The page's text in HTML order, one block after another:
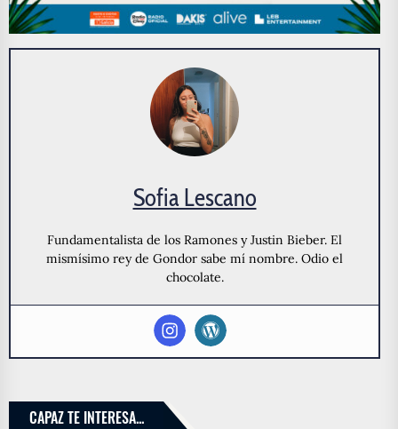
Sofia Lescano
Fundamentalista de los Ramones y Justin Bieber. El
mismísimo rey de Gondor sabe mí nombre. Odio el
chocolate.
CAPAZ TE INTERESA...